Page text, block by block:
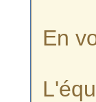
En